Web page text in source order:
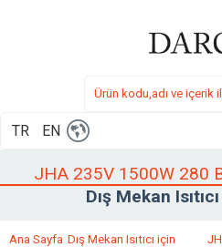
TR EN
JHA 235V 1500W 280
Dış Mekan
Ana Sayfa Dış Mekan Isıtıcı için